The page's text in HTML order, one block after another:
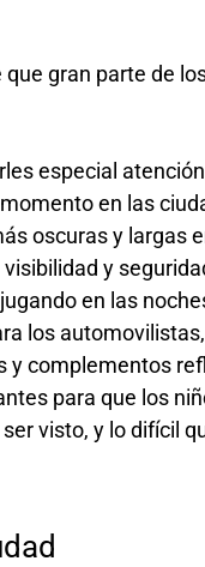
gran parte de
especial
en las
oscuras y largas
y
en las
los
y complementos
para que los
visto, y lo difícil